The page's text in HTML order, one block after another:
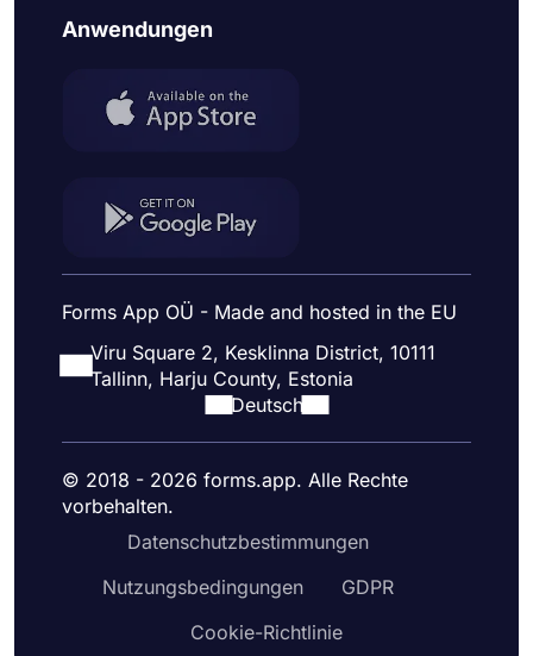
Anwendungen
Forms App OÜ - Made and hosted in the EU
Viru Square 2, Kesklinna District, 10111
Tallinn, Harju County, Estonia
Deutsch
© 2018 - 2026 forms.app. Alle Rechte
vorbehalten.
Datenschutzbestimmungen
Nutzungsbedingungen
GDPR
Cookie-Richtlinie